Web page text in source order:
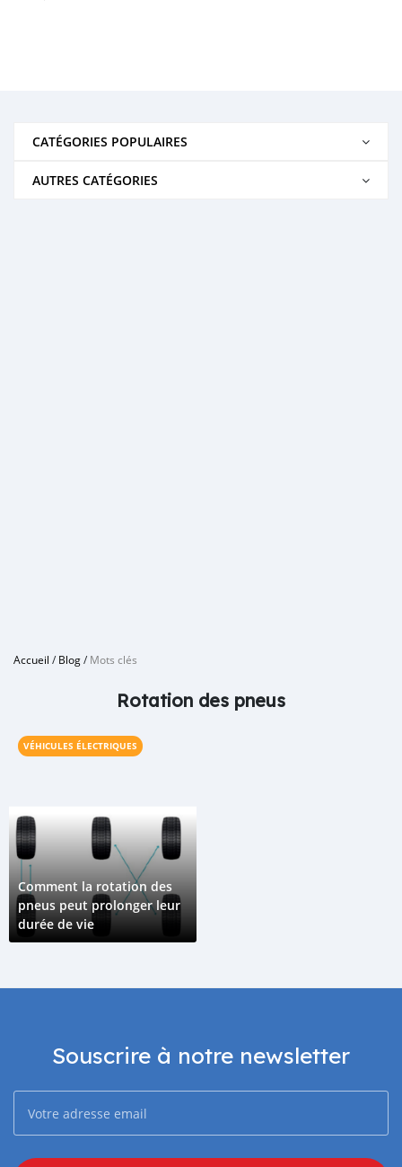
CATÉGORIES POPULAIRES
AUTRES CATÉGORIES
Accueil /Blog/Mots clés
Rotation des pneus
VÉHICULES ÉLECTRIQUES
Comment la rotation des
pneus peut prolonger leur
durée de vie
Souscrire à notre newsletter